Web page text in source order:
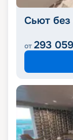
Сьют без
от 293 059